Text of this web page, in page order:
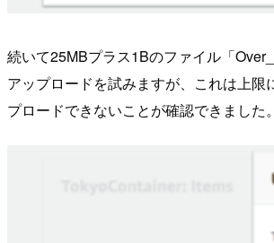
続いて25MBプラス1Bのファイル「
アップロードを試みますが、これは上限
プロードできないことが確認できました。